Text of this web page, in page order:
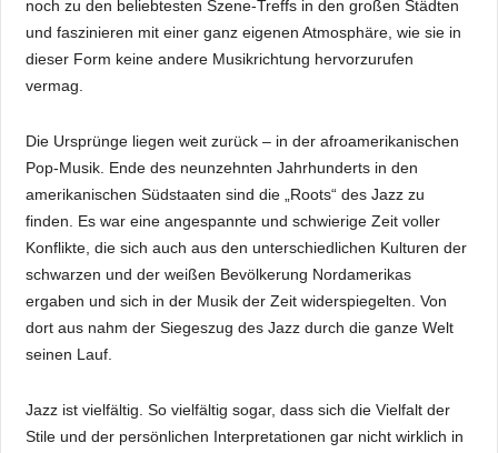
noch zu den beliebtesten Szene-Treffs in den großen Städten
und faszinieren mit einer ganz eigenen Atmosphäre, wie sie in
dieser Form keine andere Musikrichtung hervorzurufen
vermag.
Die Ursprünge liegen weit zurück – in der afroamerikanischen
Pop-Musik. Ende des neunzehnten Jahrhunderts in den
amerikanischen Südstaaten sind die „Roots“ des Jazz zu
finden. Es war eine angespannte und schwierige Zeit voller
Konflikte, die sich auch aus den unterschiedlichen Kulturen der
schwarzen und der weißen Bevölkerung Nordamerikas
ergaben und sich in der Musik der Zeit widerspiegelten. Von
dort aus nahm der Siegeszug des Jazz durch die ganze Welt
seinen Lauf.
Jazz ist vielfältig. So vielfältig sogar, dass sich die Vielfalt der
Stile und der persönlichen Interpretationen gar nicht wirklich in